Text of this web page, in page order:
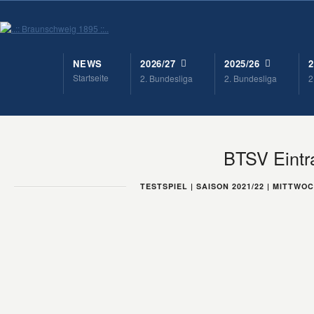
NEWS
Startseite
2026/27
2. Bundesliga
2025/26
2. Bundesliga
BTSV
TESTSPIEL | SAISON 2021/22 |